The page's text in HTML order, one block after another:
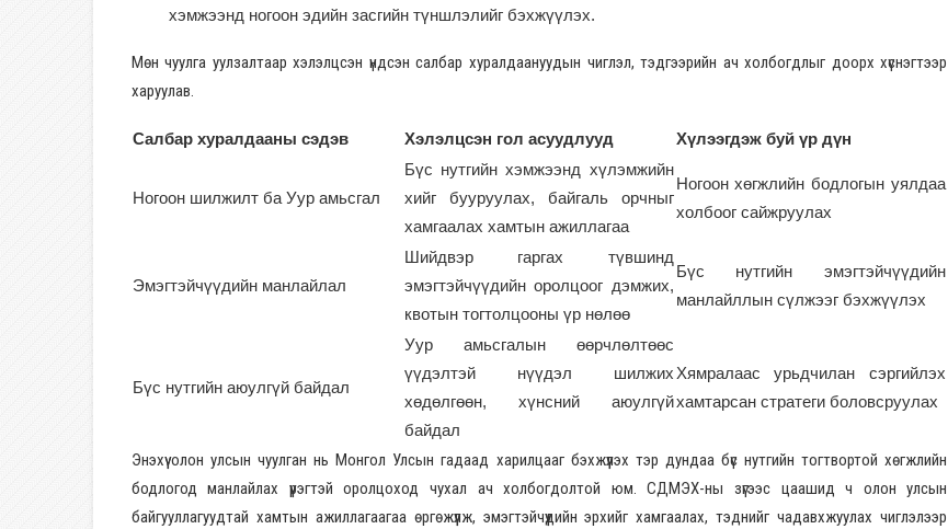
хэмжээнд ногоон эдийн засгийн түншлэлийг бэхжүүлэх.
Мөн чуулга уулзалтаар хэлэлцсэн үндсэн салбар хуралдаануудын чиглэл, тэдгээрийн ач холбогдлыг доорх хүснэгтээр
харуулав.
Салбар хуралдааны сэдэв Хэлэлцсэн гол асуудлууд Хүлээгдэж буй үр дүн
Ногоон шилжилт ба Уур амьсгал
Бүс нутгийн хэмжээнд хүлэмжийн
хийг бууруулах, байгаль орчныг
хамгаалах хамтын ажиллагаа
Ногоон хөгжлийн бодлогын уялдаа
холбоог сайжруулах
Эмэгтэйчүүдийн манлайлал
Шийдвэр гаргах түвшинд
эмэгтэйчүүдийн оролцоог дэмжих,
квотын тогтолцооны үр нөлөө
Бүс нутгийн эмэгтэйчүүдийн
манлайллын сүлжээг бэхжүүлэх
Бүс нутгийн аюулгүй байдал
Уур амьсгалын өөрчлөлтөөс
үүдэлтэй нүүдэл шилжих
хөдөлгөөн, хүнсний аюулгүй
байдал
Хямралаас урьдчилан сэргийлэх
хамтарсан стратеги боловсруулах
Энэхүү олон улсын чуулган нь Монгол Улсын гадаад харилцааг бэхжүүлэх тэр дундаа бүс нутгийн тогтвортой хөгжлийн
бодлогод манлайлах үүрэгтэй оролцоход чухал ач холбогдолтой юм. СДМЭХ-ны зүгээс цаашид ч олон улсын
байгууллагуудтай хамтын ажиллагаагаа өргөжүүлж, эмэгтэйчүүдийн эрхийг хамгаалах, тэднийг чадавхжуулах чиглэлээр